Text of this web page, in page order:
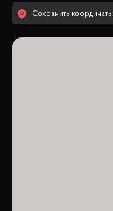
Сохранить координаты